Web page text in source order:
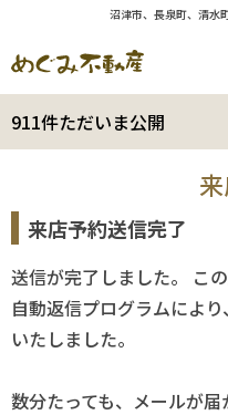
沼津市、長泉町、清水
911件ただいま公開
来店予約送信完了
送信が完了しました。 こ
自動返信プログラムによ
いたしました。
数分たっても、メールが